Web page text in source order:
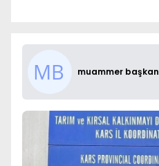
muammer başkan